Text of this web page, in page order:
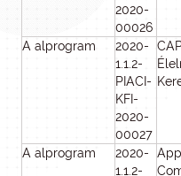
2020-
00026
A alprogram
2020-
1.1.2-
PIACI-
KFI-
2020-
00027
A alprogram
2020-
1.1.2-